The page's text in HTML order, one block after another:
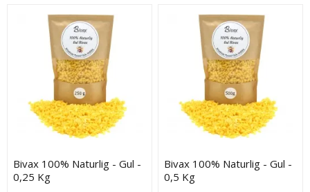
Bivax 100% Naturlig - Gul -
0,25 Kg
Bivax 100% Naturlig - Gul -
0,5 Kg